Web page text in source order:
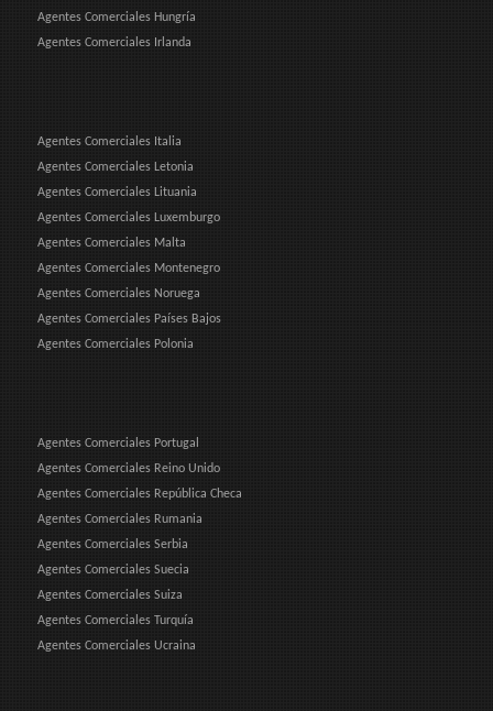
Agentes Comerciales Hungría
Agentes Comerciales Irlanda
Agentes Comerciales Italia
Agentes Comerciales Letonia
Agentes Comerciales Lituania
Agentes Comerciales Luxemburgo
Agentes Comerciales Malta
Agentes Comerciales Montenegro
Agentes Comerciales Noruega
Agentes Comerciales Países Bajos
Agentes Comerciales Polonia
Agentes Comerciales Portugal
Agentes Comerciales Reino Unido
Agentes Comerciales República Checa
Agentes Comerciales Rumania
Agentes Comerciales Serbia
Agentes Comerciales Suecia
Agentes Comerciales Suiza
Agentes Comerciales Turquía
Agentes Comerciales Ucraina